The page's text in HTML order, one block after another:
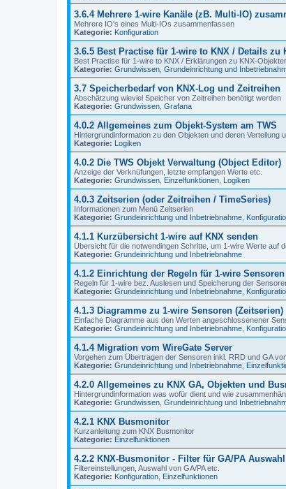
3.6.4 Mehrere 1-wire Kanäle (zB. Multi-IO)
Mehrere IO's eines Multi-IOs zusammenfassen
Kategorie: Konfiguration
3.6.5 Best Practise für 1-wire to KNX / Details zu
Best Practise für 1-wire to KNX / Erklärungen zu KNX-
Kategorie: Grundwissen Grundeinrichtung und
3.7 Speicherbedarf von KNX-Log und Zeitreihen
Abschätzung wieviel Speicher von Zeitreihen benötigt werden
Kategorie: Grundwissen Grafana
4.0.2 Allgemeines zum Objekt-System am TWS
Hintergrundinformation zu den Objekten und deren Verteilung
Kategorie: Logiken
4.0.2 Die TWS Objekt Verwaltung (Object Editor)
Anzeige der Verknüfungen, letzte empfangen Werte etc.
Kategorie: Grundwissen Einzelfunktionen Logiken
4.0.3 Zeitserien (oder Zeitreihen / TimeSeries)
Informationen zum Menü Zeitserien
Kategorie: Grundeinrichtung und Inbetriebnahme
4.1.1 Kurzübersicht 1-wire auf KNX senden
Übersicht für die notwendingen Schritte, um 1-wire Werte auf
Kategorie: Grundeinrichtung und Inbetriebnahme
4.1.2 Einrichtung der Regeln für 1-wire Sensoren
Regeln für 1-wire bez. Auslesen und Speicherung der
Kategorie: Grundeinrichtung und Inbetriebnahme
4.1.3 Diagramme zu 1-wire Sensoren (Zeitserien)
Einfache Diagramme aus den Werten angeschlossenener
Kategorie: Grundeinrichtung und Inbetriebnahme
4.1.4 Migration vom WireGate Server
Vorgehen zum Übertragen der Sensoren inkl. RRD und GA
Kategorie: Grundeinrichtung und Inbetriebnahme
4.2.0 Allgemeines zu KNX GA, Objekten und
Hintergrundinformation was wofür dient und wie
Kategorie: Grundwissen Grundeinrichtung und
4.2.1 KNX Busmonitor
Kurzanleitung zum KNX Busmonitor
Kategorie: Einzelfunktionen
4.2.2 KNX-Busmonitor - Filter für GA/PA Auswahl
Filtereinstellungen, Auswahl von GA/PA etc.
Kategorie: Konfiguration Einzelfunktionen